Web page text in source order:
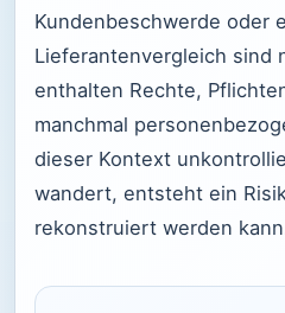
Kundenbeschwerde oder
Lieferantenvergleich sind
enthalten Rechte,
manchmal
dieser Kontext
wandert, entsteht ein
rekonstruiert werden